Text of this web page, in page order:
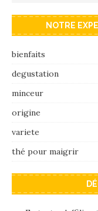
NOTRE
bienfaits
degustation
minceur
origine
variete
thé pour maigrir